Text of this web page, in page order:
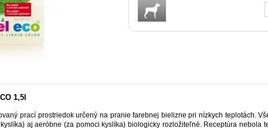
1,5l
prací prostriedok určený na pranie farebnej bielizne pri nízkych teplotách.
aj aeróbne (za pomoci kyslíka) biologicky rozložiteľné. Receptúra nebola